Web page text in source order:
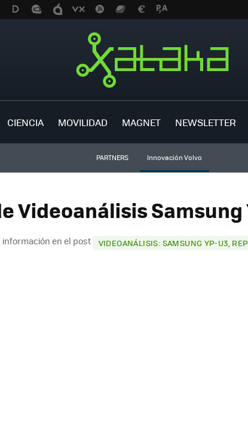
CIENCIA MOVILIDAD MAGNET NEWSLETTER
PARTNERS Innovación Volvo
Videoanálisis Samsung
información en el post VIDEOANÁLISIS: SAMSUNG YP-U3,